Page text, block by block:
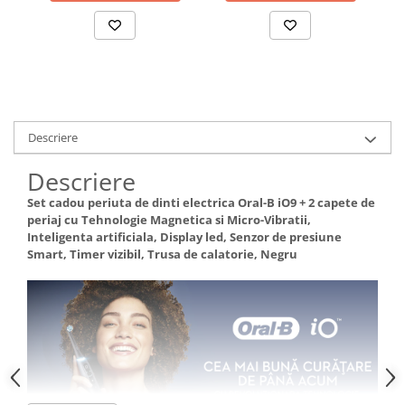
Dispozitive si Accesorii medicale
Uscatoare de par
Produse Mercerie
Jucarii, Copii & Bebe
Jucarii Creative
Seturi Pictura si Desen
Vehicule si jucarii cu telecomanda
Laptop, Tablete & Telefoane
Genti laptop
incarcator, culoare negru
N
Descriere
Descriere
Set cadou periuta de dinti electrica Oral-B iO9 + 2 capete de
periaj cu Tehnologie Magnetica si Micro-Vibratii,
Inteligenta artificiala, Display led, Senzor de presiune
Smart, Timer vizibil, Trusa de calatorie, Negru